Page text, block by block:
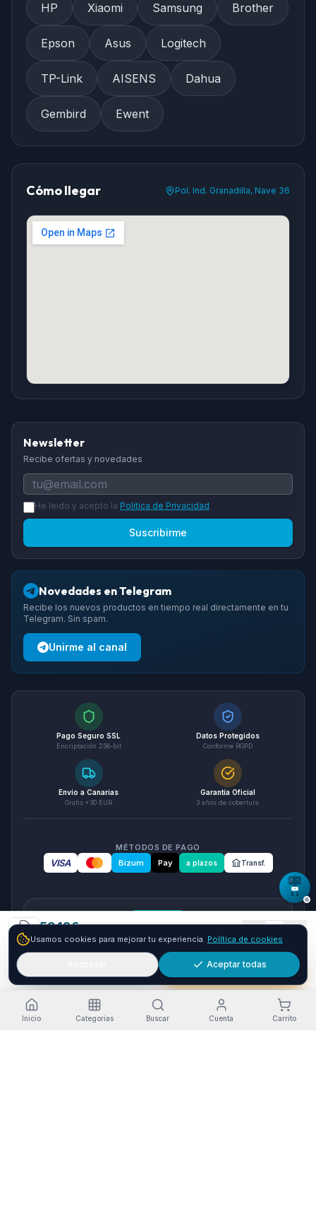
59.12€
Envío GRATIS 24-48h
Comprar ya
HP Xiaomi Samsung Brother
Epson Asus Logitech
TP-Link AISENS Dahua
Gembird Ewent
Cómo llegar Pol. Ind. Granadilla, Nave 36
Newsletter
Recibe ofertas y novedades
He leido y acepto la Politica de Privacidad
Suscribirme
Novedades en Telegram
Recibe los nuevos productos en tiempo real directamente en tu
Telegram. Sin spam.
Unirme al canal
Pago Seguro SSL
Encriptación 256-bit
Datos Protegidos
Conforme RGPD
Envío a Canarias
Gratis +30 EUR
Garantía Oficial
3 años de cobertura
MÉTODOS DE PAGO
VISA Bizum Pay a plazos Transf.
seQura
Paga a plazos con seQura
Fracciona tu compra en 3, 6 o 12 plazos. Financiacion sujeta
a aprobacion por seQura. Sin papeleo y con respuesta
inmediata.
Como funciona
Usamos cookies para mejorar tu experiencia. Política de cookies
Aceptar todas
Inicio Categorías Buscar Cuenta Carrito